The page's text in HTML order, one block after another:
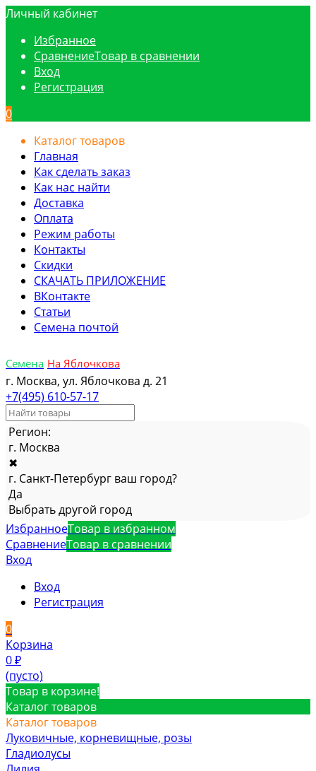
Личный кабинет
Избранное
СравнениеТовар в сравнении
Вход
Регистрация
0
Каталог товаров
Главная
Как сделать заказ
Как нас найти
Доставка
Оплата
Режим работы
Контакты
Скидки
СКАЧАТЬ ПРИЛОЖЕНИЕ
ВКонтакте
Статьи
Семена почтой
Семена На Яблочкова
г. Москва, ул. Яблочкова д. 21
+7(495) 610-57-17
Регион:
г. Москва
✖
г. Санкт-Петербург ваш город?
Да
Выбрать другой город
ИзбранноеТовар в избранном
СравнениеТовар в сравнении
Вход
Вход
Регистрация
0
Корзина
0 ₽
(пусто)
Товар в корзине!
Каталог товаров
Каталог товаров
Луковичные, корневищные, розы
Гладиолусы